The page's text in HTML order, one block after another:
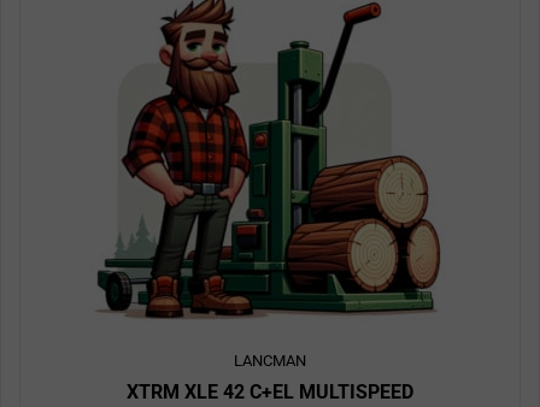
LANCMAN
XTRM XLE 42 C+EL MULTISPEED